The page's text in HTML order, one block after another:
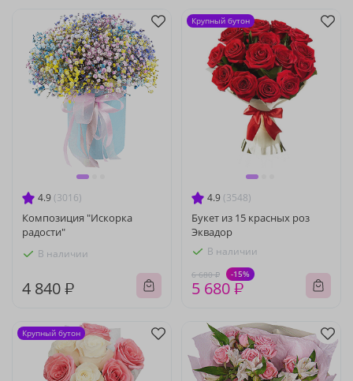
4.9 (3016)
Композиция "Искорка
радости"
В наличии
4 840 ₽
4.9 (3548)
Букет из 15 красных роз
Эквадор
В наличии
6 680 ₽ -15%
5 680 ₽
Крупный бутон
Крупный бутон